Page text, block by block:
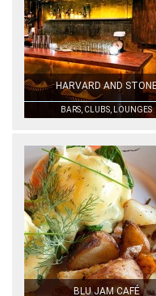
HARVARD AND
BARS, CLUBS, LOUNGES
BLU JAM CAFÉ